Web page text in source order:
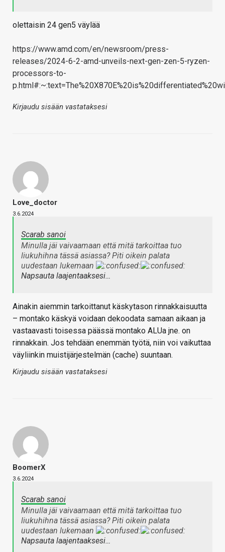
olettaisin 24 gen5 väylää
https://www.amd.com/en/newsroom/press-
releases/2024-6-2-amd-unveils-next-gen-zen-5-ryzen-
processors-to-
Kirjaudu sisään vastataksesi
Love_doctor
3.6.2024
Scarab sanoi
Minulla jäi vaivaamaan että mitä tarkoittaa tuo
liukuhihna tässä asiassa? Piti oikein palata
uudestaan lukemaan
Napsauta laajentaaksesi…
Ainakin aiemmin tarkoittanut käskytason rinnakkaisuutta
– montako käskyä voidaan dekoodata samaan aikaan ja
vastaavasti toisessa päässä montako ALUa jne. on
rinnakkain. Jos tehdään enemmän työtä, niin voi vaikuttaa
väyliinkin muistijärjestelmän (cache) suuntaan.
Kirjaudu sisään vastataksesi
BoomerX
3.6.2024
Scarab sanoi
Minulla jäi vaivaamaan että mitä tarkoittaa tuo
liukuhihna tässä asiassa? Piti oikein palata
uudestaan lukemaan
Napsauta laajentaaksesi…